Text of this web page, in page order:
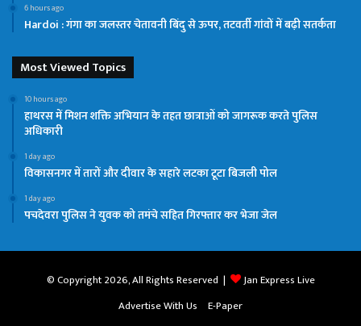
6 hours ago
Hardoi : गंगा का जलस्तर चेतावनी बिंदु से ऊपर, तटवर्ती गांवों में बढ़ी सतर्कता
Most Viewed Topics
10 hours ago
हाथरस में मिशन शक्ति अभियान के तहत छात्राओं को जागरूक करते पुलिस
अधिकारी
1 day ago
विकासनगर में तारों और दीवार के सहारे लटका टूटा बिजली पोल
1 day ago
पचदेवरा पुलिस ने युवक को तमंचे सहित गिरफ्तार कर भेजा जेल
© Copyright 2026, All Rights Reserved |
Jan Express Live
Advertise With Us
E-Paper